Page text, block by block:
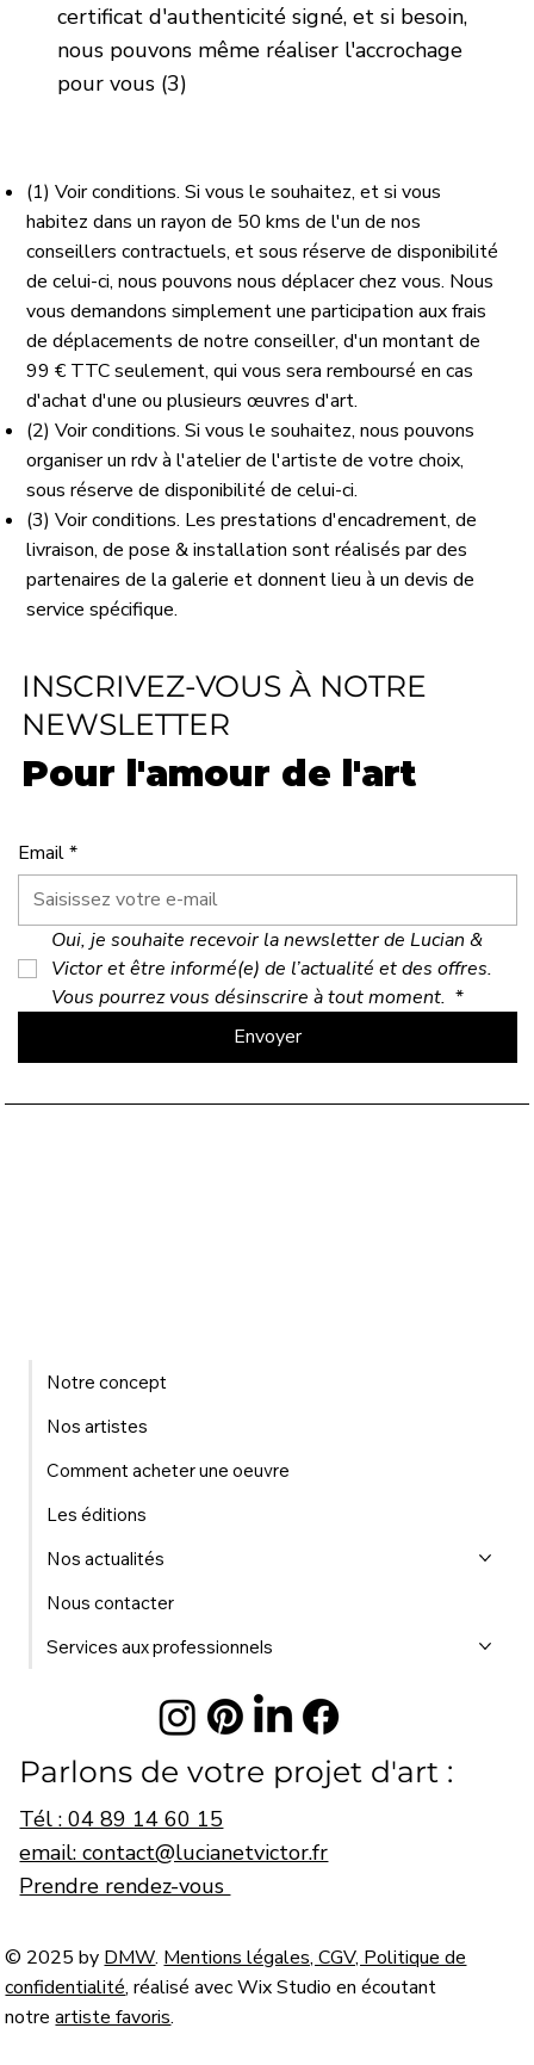
certificat d'authenticité signé, et si besoin,
nous pouvons même réaliser l'accrochage
pour vous (3)
(1) Voir conditions. Si vous le souhaitez, et si vous
habitez dans un rayon de 50 kms de l'un de nos
conseillers contractuels, et sous réserve de disponibilité
de celui-ci, nous pouvons nous déplacer chez vous. Nous
vous demandons simplement une participation aux frais
de déplacements de notre conseiller, d'un montant de
99 € TTC seulement, qui vous sera remboursé en cas
d'achat d'une ou plusieurs œuvres d'art.
(2) Voir conditions. Si vous le souhaitez, nous pouvons
organiser un rdv à l'atelier de l'artiste de votre choix,
sous réserve de disponibilité de celui-ci.
(3) Voir conditions. Les prestations d'encadrement, de
livraison, de pose & installation sont réalisés par des
partenaires de la galerie et donnent lieu à un devis de
service spécifique.
Email*
Oui, je souhaite recevoir la newsletter de Lucian &
Victor et être informé(e) de l’actualité et des offres.
Vous pourrez vous désinscrire à tout moment. *
Envoyer
INSCRIVEZ-VOUS À NOTRE
NEWSLETTER
Pour l'amour de l'art
Parlons de votre projet d'art :
Tél : 04 89 14 60 15
email: contact@lucianetvictor.fr
Prendre rendez-vous
Notre concept
Nos artistes
Comment acheter une oeuvre
Les éditions
Nos actualités
Nous contacter
Services aux professionnels
© 2025 by DMW. Mentions légales, CGV, Politique de
confidentialité, réalisé avec Wix Studio en écoutant
notreartiste favoris.